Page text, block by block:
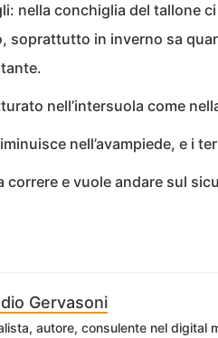
nella conchiglia del tallone
soprattutto in inverno sa
nell’intersuola come
nell’avampiede, e i
correre e vuole andare sul
Gervasoni
autore, consulente nel digital